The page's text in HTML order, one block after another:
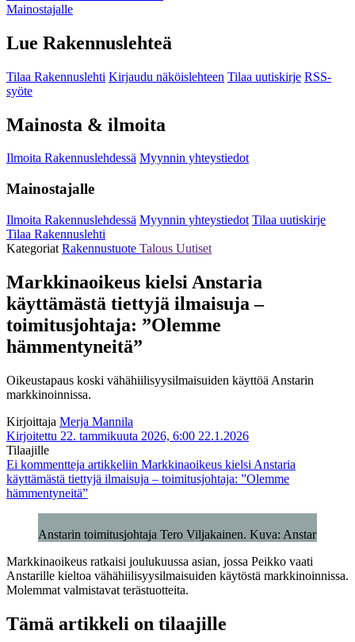
Mainostajalle
Lue Rakennuslehteä
Tilaa Rakennuslehti Kirjaudu näköislehteen Tilaa uutiskirje RSS-
syöte
Mainosta & ilmoita
Ilmoita Rakennuslehdessä Myynnin yhteystiedot
Mainostajalle
Ilmoita Rakennuslehdessä Myynnin yhteystiedot Tilaa uutiskirje
Tilaa Rakennuslehti
Kategoriat Rakennustuote Talous Uutiset
Markkinaoikeus kielsi Anstaria
käyttämästä tiettyjä ilmaisuja –
toimitusjohtaja: ”Olemme
hämmentyneitä”
Oikeustapaus koski vähähiilisyysilmaisuiden käyttöä Anstarin
markkinoinnissa.
Kirjoittaja Merja Mannila
Kirjoitettu 22. tammikuuta 2026, 6:00 22.1.2026
Tilaajille
Ei kommentteja artikkeliin Markkinaoikeus kielsi Anstaria
käyttämästä tiettyjä ilmaisuja – toimitusjohtaja: ”Olemme
hämmentyneitä”
Anstarin toimitusjohtaja Tero Viljakainen. Kuva: Anstar
Markkinaoikeus ratkaisi joulukuussa asian, jossa Peikko vaati
Anstarille kieltoa vähähiilisyysilmaisuiden käytöstä markkinoinnissa.
Molemmat valmistavat terästuotteita.
Tämä artikkeli on tilaajille